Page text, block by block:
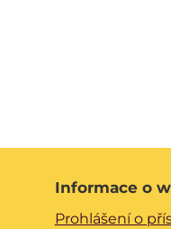
Informace o
Prohlášení o